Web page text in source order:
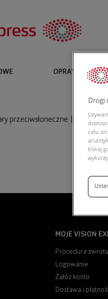
OPRAWKI I
przeciwsłoneczne
MOJE VISION
Procedura zwrotu
Logowanie
Załóż konto
Dostawa i
Drogi
celu